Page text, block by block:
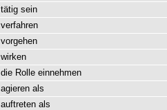
tätig sein
verfahren
vorgehen
wirken
die Rolle einnehmen
agieren als
auftreten als